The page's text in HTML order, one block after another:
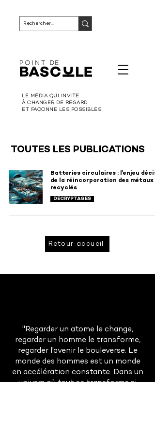
LE MÉDIA QUI INVITE
À CHANGER DE REGARD
ET FAÇONNE LES POSSIBLES
TOUTES LES PUBLICATIONS
Batteries circulaires : l’enjeu
de la réincorporation des métaux
recyclés
DÉCRYPTAGES
Retour accueil
"Regarder un atome le change,
regarder un homme le transforme,
regarder l'avenir le bouleverse. Le
monde des hommes est un monde
en accélération constante. Dans un
univers où tout se transforme si